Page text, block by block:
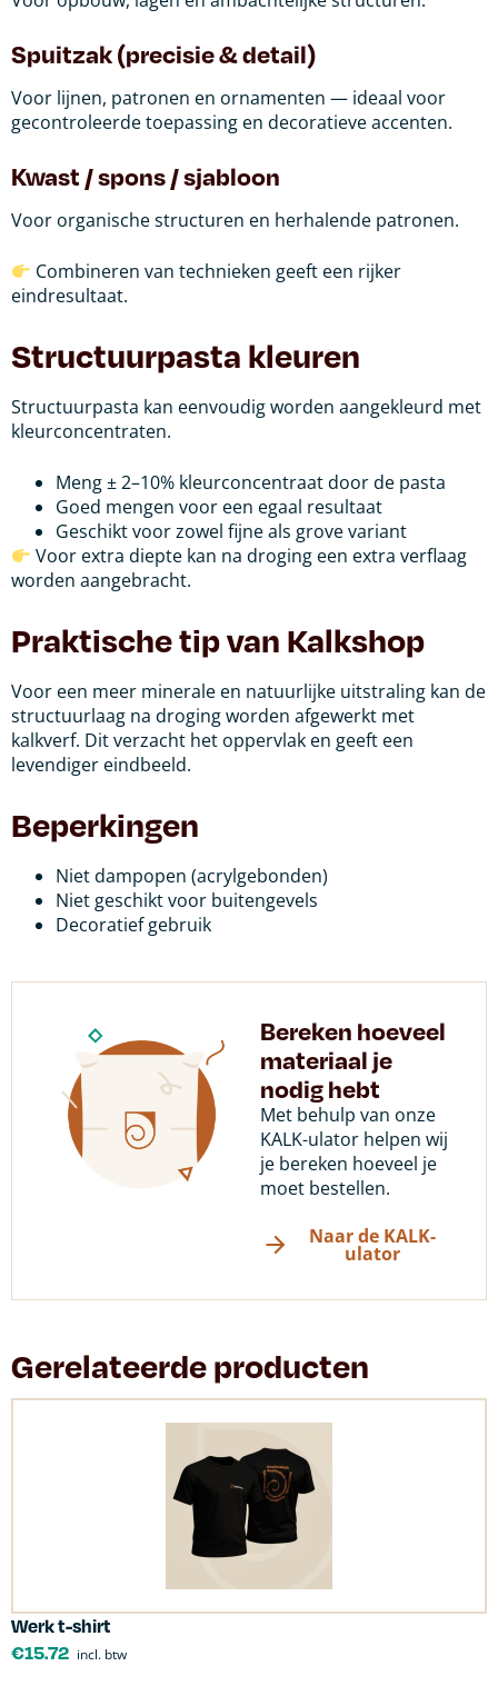
Spuitzak (precisie & detail)
Voor lijnen, patronen en ornamenten — ideaal voor
gecontroleerde toepassing en decoratieve accenten.
Kwast / spons / sjabloon
Voor organische structuren en herhalende patronen.
Combineren van technieken geeft een rijker
eindresultaat.
Structuurpasta kleuren
Structuurpasta kan eenvoudig worden aangekleurd met
kleurconcentraten.
Meng ± 2–10% kleurconcentraat door de pasta
Goed mengen voor een egaal resultaat
Geschikt voor zowel fijne als grove variant
Voor extra diepte kan na droging een extra verflaag
worden aangebracht.
Praktische tip van Kalkshop
Voor een meer minerale en natuurlijke uitstraling kan de
structuurlaag na droging worden afgewerkt met
kalkverf. Dit verzacht het oppervlak en geeft een
levendiger eindbeeld.
Beperkingen
Niet dampopen (acrylgebonden)
Niet geschikt voor buitengevels
Decoratief gebruik
Bereken hoeveel
materiaal je
nodig hebt
Met behulp van onze
KALK-ulator helpen wij
je bereken hoeveel je
moet bestellen.
Naar de KALK-
ulator
Gerelateerde producten
Werk t-shirt
€15.72 incl. btw